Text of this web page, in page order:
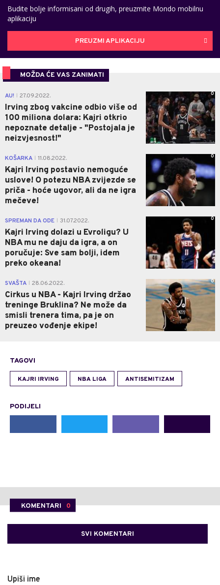
Budite bolje informisani od drugih, preuzmite Mondo mobilnu
aplikaciju
PREUZMI APLIKACIJU
MOŽDA ĆE VAS ZANIMATI
AU! 27.09.2022.
Irving zbog vakcine odbio više od
100 miliona dolara: Kajri otkrio
nepoznate detalje - "Postojala je
neizvjesnost!"
0
KOŠARKA 11.08.2022.
Kajri Irving postavio nemoguće
uslove! O potezu NBA zvijezde se
priča - hoće ugovor, ali da ne igra
mečeve!
0
SPREMAN DA ODE 31.07.2022.
Kajri Irving dolazi u Evroligu? U
NBA mu ne daju da igra, a on
poručuje: Sve sam bolji, idem
preko okeana!
0
SVAŠTA 28.06.2022.
Cirkus u NBA - Kajri Irving držao
treninge Bruklina? Ne može da
smisli trenera tima, pa je on
preuzeo vođenje ekipe!
0
TAGOVI
KAJRI IRVING NBA LIGA ANTISEMITIZAM
PODIJELI
KOMENTARI 0
SVI KOMENTARI
Upiši ime